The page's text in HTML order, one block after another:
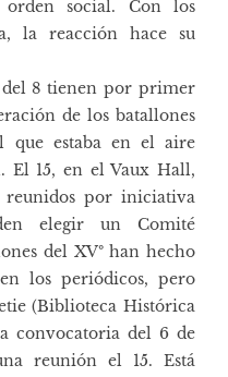
social. Con los
la reacción hace su
del 8 tienen por primer
de los batallones
que estaba en el aire
El 15, en el Vaux Hall,
reunidos por iniciativa
elegir un Comité
del XVº han hecho
los periódicos, pero
(Biblioteca Histórica
convocatoria del 6 de
reunión el 15. Está